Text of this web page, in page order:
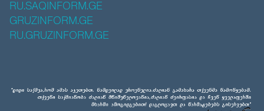
RU.SAQINFORM.GE
GRUZINFORM.GE
RU.GRUZINFORM.GE